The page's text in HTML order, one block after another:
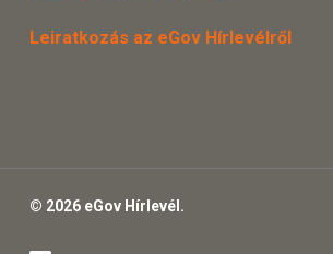
Leiratkozás az eGov Hírlevélről
© 2026 eGov Hírlevél.